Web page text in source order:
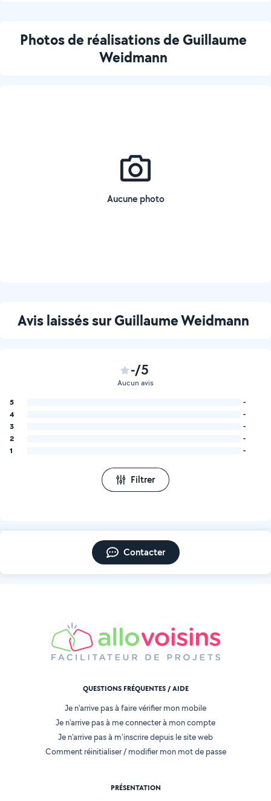
Photos de réalisations de Guillaume
Weidmann
Aucune photo
Avis laissés sur Guillaume Weidmann
-/5
Aucun avis
5
-
4
-
3
-
2
-
1
-
Filtrer
Contacter
QUESTIONS FRÉQUENTES / AIDE
Je n'arrive pas à faire vérifier mon mobile
Je n'arrive pas à me connecter à mon compte
Je n'arrive pas à m'inscrire depuis le site web
Comment réinitialiser / modifier mon mot de passe
PRÉSENTATION